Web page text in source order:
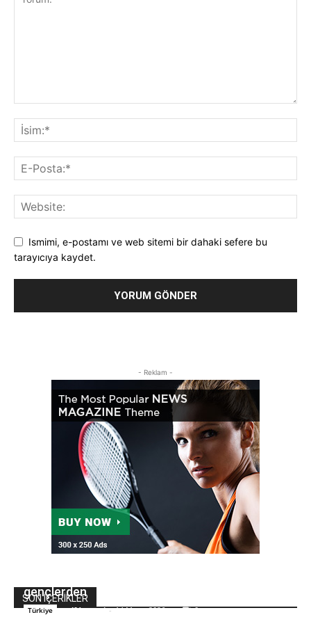
Ismimi, e-postamı ve web sitemi bir dahaki sefere bu
tarayıcıya kaydet.
- Reklam -
SON İÇERİKLER
gençlerden
Türkiye golfdunyasi - 14 Mayıs 2026 0